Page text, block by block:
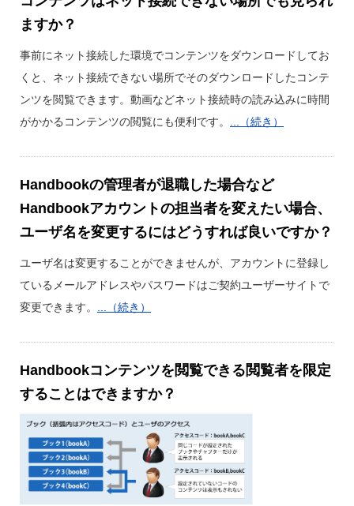
ますか？
事前にネット接続した環境でコンテンツをダウンロードしてお
くと、ネット接続できない場所でそのダウンロードしたコンテ
ンツを閲覧できます。動画などネット接続時の読み込みに時間
がかかるコンテンツの閲覧にも便利です。
...（続き）
Handbookの管理者が退職した場合など
Handbookアカウントの担当者を変えたい場合、
ユーザ名を変更するにはどうすれば良いですか？
ユーザ名は変更することができませんが、アカウントに登録し
ているメールアドレスやパスワードはご契約ユーザーサイトで
変更できます。
...（続き）
Handbookコンテンツを閲覧できる閲覧者を限定
することはできますか？